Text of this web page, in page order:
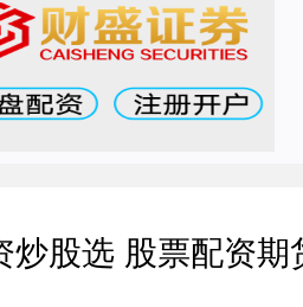
炒股选 股票配资